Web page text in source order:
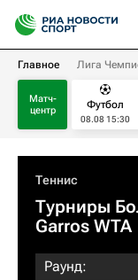
Главное Лига
Матч-
центр
Футбол
08.08 15:30
Теннис
Турниры
Garros WTA
Раунд: